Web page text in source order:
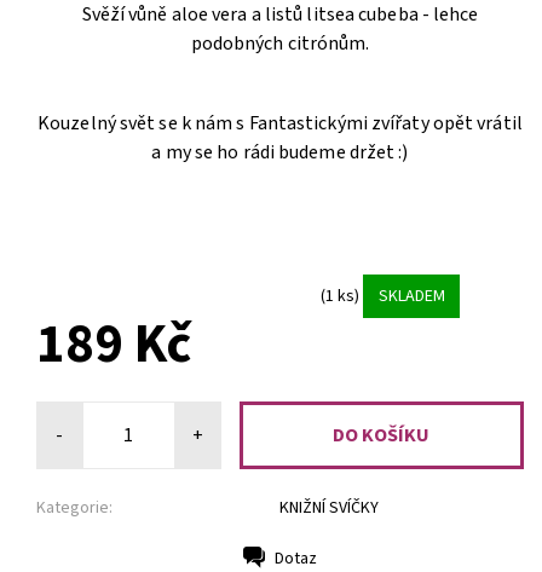
Svěží vůně aloe vera a listů litsea cubeba - lehce
podobných citrónům.
Kouzelný svět se k nám s Fantastickými zvířaty opět vrátil
a my se ho rádi budeme držet :)
(1 ks) SKLADEM
189 Kč
- +
Kategorie: KNIŽNÍ SVÍČKY
Dotaz